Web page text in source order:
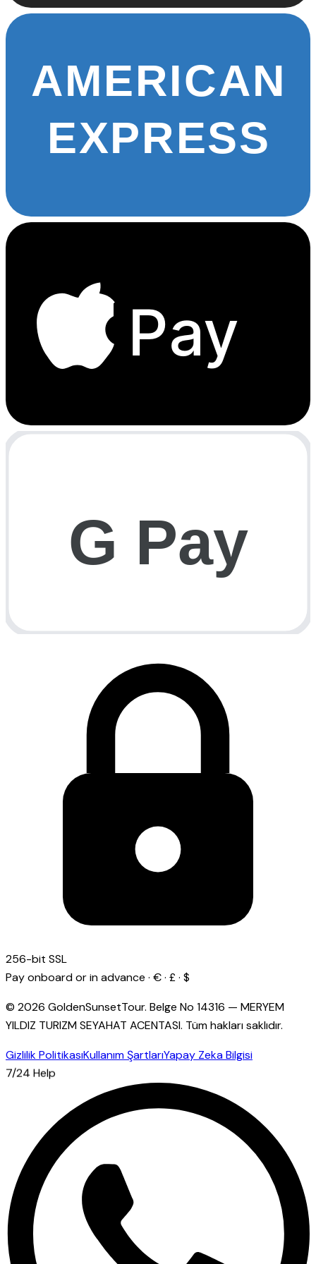
AMERICAN
EXPRESS
Pay
G Pay
256-bit SSL
Pay onboard or in advance · € · £ · $
© 2026 GoldenSunsetTour. Belge No 14316 — MERYEM
YILDIZ TURIZM SEYAHAT ACENTASI. Tüm hakları saklıdır.
Gizlilik PolitikasıKullanım ŞartlarıYapay Zeka Bilgisi
7/24 Help